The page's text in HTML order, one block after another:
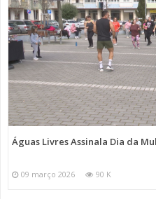
Águas Livres Assinala Dia da
09 março 2026 90 K